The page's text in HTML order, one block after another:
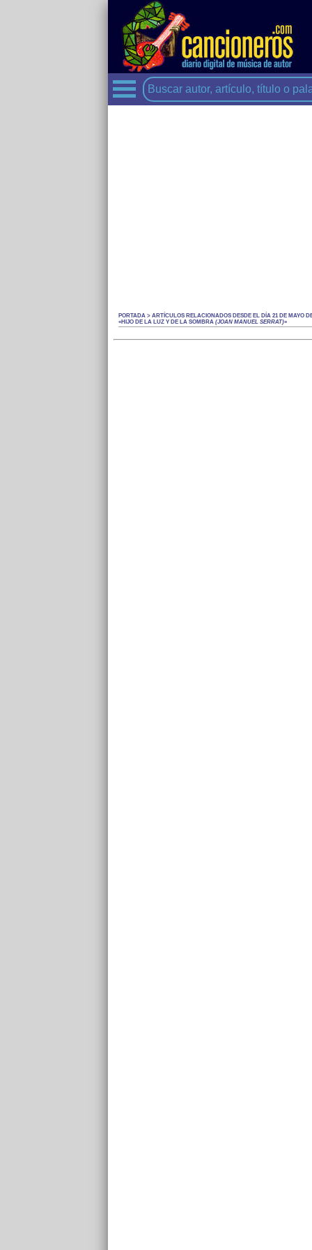
PORTADA > ARTÍCULOS RELACIONADOS DESDE EL DÍA 21 DE MAYO
«HIJO DE LA LUZ Y DE LA SOMBRA(JOAN MANUEL SERRAT)»